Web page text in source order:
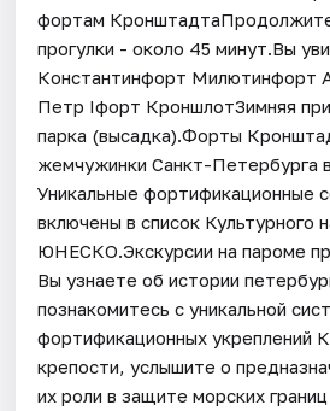
фортам
прогулки - около 45 минут.Вы
Константинфорт Милютинфорт
Петр Iфорт КроншлотЗимняя
парка (высадка).Форты
жемчужинки Санкт-Петербурга
Уникальные фортификационные
включены в список Культурного
ЮНЕСКО.Экскурсии на пароме
Вы узнаете об истории
познакомитесь с уникальной
фортификационных укреплений
крепости, услышите о
их роли в защите морских